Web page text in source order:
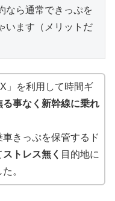
なら通常できっぷを
います（メリットだ
」を利用して時間ギ
る事なく新幹線に乗れ
車きっぷを保管するド
ストレス無く 目的地に
。